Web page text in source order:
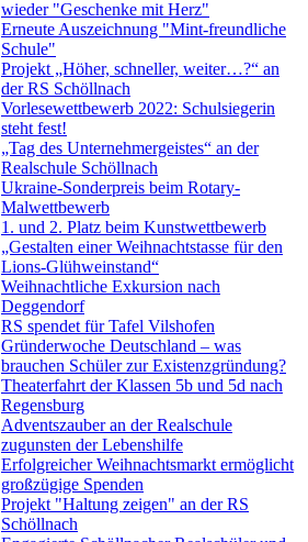
wieder "Geschenke mit Herz"
Erneute Auszeichnung "Mint-freundliche
Schule"
Projekt „Höher, schneller, weiter…?“ an
der RS Schöllnach
Vorlesewettbewerb 2022: Schulsiegerin
steht fest!
„Tag des Unternehmergeistes“ an der
Realschule Schöllnach
Ukraine-Sonderpreis beim Rotary-
Malwettbewerb
1. und 2. Platz beim Kunstwettbewerb
„Gestalten einer Weihnachtstasse für den
Lions-Glühweinstand“
Weihnachtliche Exkursion nach
Deggendorf
RS spendet für Tafel Vilshofen
Gründerwoche Deutschland – was
brauchen Schüler zur Existenzgründung?
Theaterfahrt der Klassen 5b und 5d nach
Regensburg
Adventszauber an der Realschule
zugunsten der Lebenshilfe
Erfolgreicher Weihnachtsmarkt ermöglicht
großzügige Spenden
Projekt "Haltung zeigen" an der RS
Schöllnach